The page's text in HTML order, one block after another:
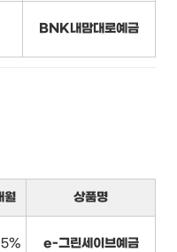
BNK내맘대로예금
월 상품명
e-그린세이브예금